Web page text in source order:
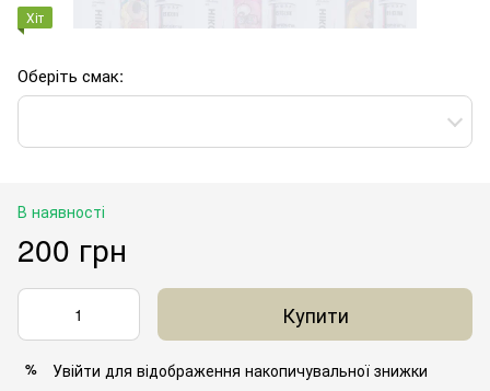
Хіт
Оберіть смак:
В наявності
200 грн
Купити
% Увійти для відображення накопичувальної знижки